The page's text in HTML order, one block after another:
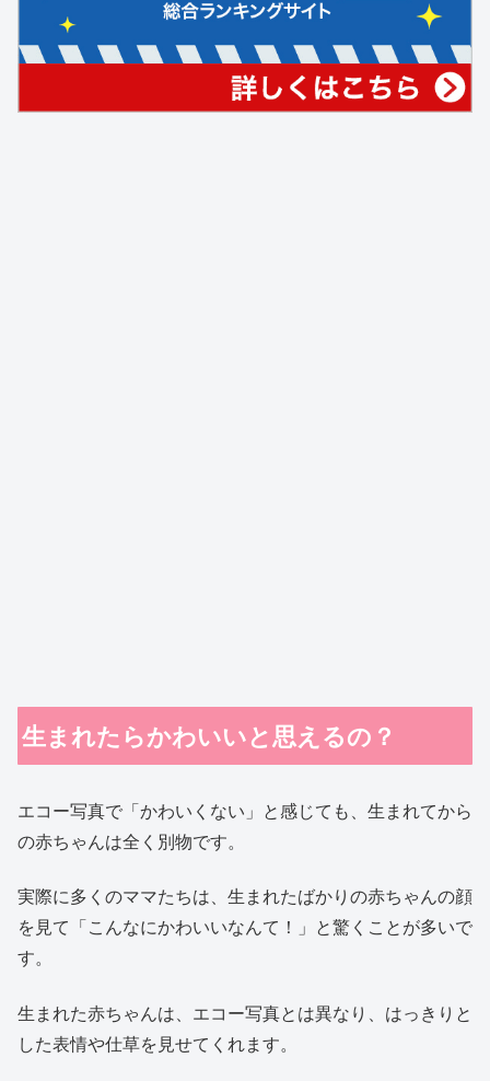
生まれたらかわいいと思えるの？
エコー写真で「かわいくない」と感じても、生まれてから
の赤ちゃんは全く別物です。
実際に多くのママたちは、生まれたばかりの赤ちゃんの顔
を見て「こんなにかわいいなんて！」と驚くことが多いで
す。
生まれた赤ちゃんは、エコー写真とは異なり、はっきりと
した表情や仕草を見せてくれます。